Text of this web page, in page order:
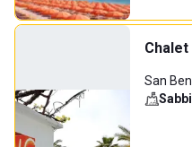
Chalet
San